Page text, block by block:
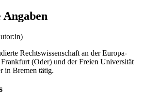
Rechtswissenschaft an der Europa-
(Oder) und der Freien Universität
in Bremen tätig.